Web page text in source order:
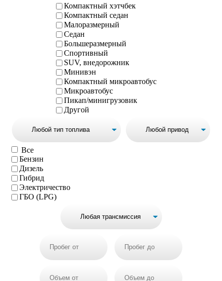
Компактный хэтчбек
Компактный седан
Малоразмерный
Седан
Большеразмерный
Спортивный
SUV, внедорожник
Минивэн
Компактный микроавтобус
Микроавтобус
Пикап/минигрузовик
Другой
Все
Бензин
Дизель
Гибрид
Электричество
ГБО (LPG)